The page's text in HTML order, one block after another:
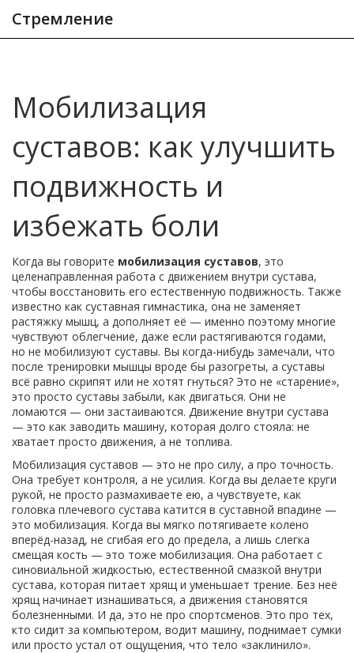
Стремление
Мобилизация
суставов: как улучшить
подвижность и
избежать боли
Когда вы говорите мобилизация суставов, это
целенаправленная работа с движением внутри сустава,
чтобы восстановить его естественную подвижность. Также
известно как суставная гимнастика, она не заменяет
растяжку мышц, а дополняет её — именно поэтому многие
чувствуют облегчение, даже если растягиваются годами,
но не мобилизуют суставы. Вы когда-нибудь замечали, что
после тренировки мышцы вроде бы разогреты, а суставы
всё равно скрипят или не хотят гнуться? Это не «старение»,
это просто суставы забыли, как двигаться. Они не
ломаются — они застаиваются. Движение внутри сустава
— это как заводить машину, которая долго стояла: не
хватает просто движения, а не топлива.
Мобилизация суставов — это не про силу, а про точность.
Она требует контроля, а не усилия. Когда вы делаете круги
рукой, не просто размахиваете ею, а чувствуете, как
головка плечевого сустава катится в суставной впадине —
это мобилизация. Когда вы мягко потягиваете колено
вперёд-назад, не сгибая его до предела, а лишь слегка
смещая кость — это тоже мобилизация. Она работает с
синовиальной жидкостью, естественной смазкой внутри
сустава, которая питает хрящ и уменьшает трение. Без неё
хрящ начинает изнашиваться, а движения становятся
болезненными. И да, это не про спортсменов. Это про тех,
кто сидит за компьютером, водит машину, поднимает сумки
или просто устал от ощущения, что тело «заклинило».